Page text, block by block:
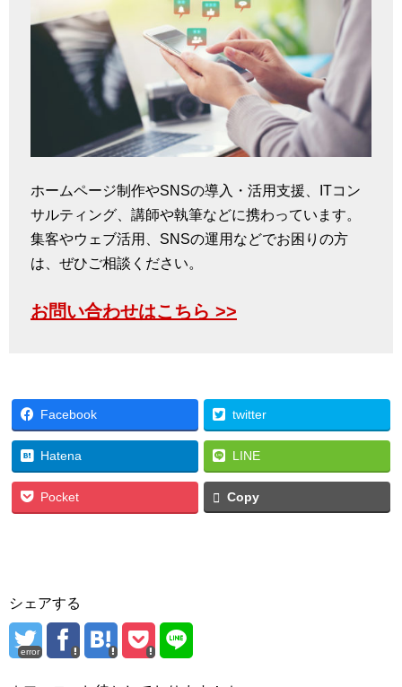
ホームページ制作やSNSの導入・活用支援、ITコン
サルティング、講師や執筆などに携わっています。
集客やウェブ活用、SNSの運用などでお困りの方
は、ぜひご相談ください。
お問い合わせはこちら >>
Facebook twitter
Hatena LINE
Pocket Copy
シェアする
error